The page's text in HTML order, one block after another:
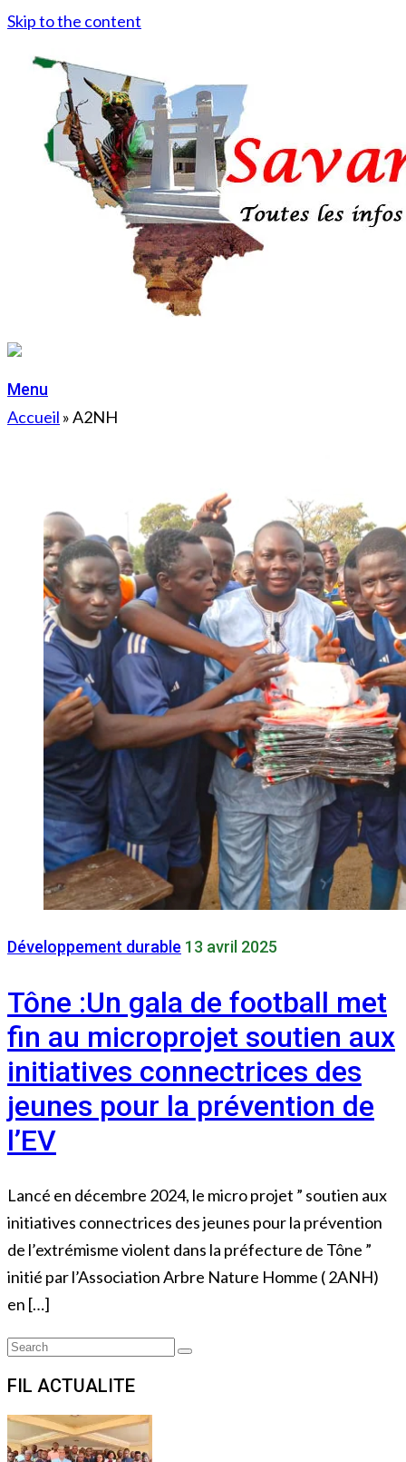
Skip to the content
Menu
Accueil »A2NH
Développement durable 13 avril 2025
Tône :Un gala de football met
fin au microprojet soutien aux
initiatives connectrices des
jeunes pour la prévention de
l’EV
Lancé en décembre 2024, le micro projet ” soutien aux
initiatives connectrices des jeunes pour la prévention
de l’extrémisme violent dans la préfecture de Tône ”
initié par l’Association Arbre Nature Homme ( 2ANH)
en […]
Search
Search
FIL ACTUALITE